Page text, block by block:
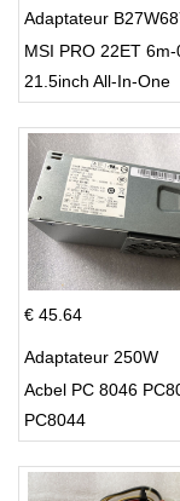
Adaptateur
MSI PRO 22ET
21.5inch All-In-One
€ 45.64
Adaptateur 250W
Acbel PC 8046
PC8044